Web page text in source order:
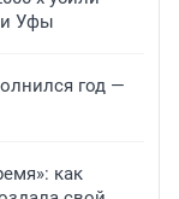
Уфы
год —
как